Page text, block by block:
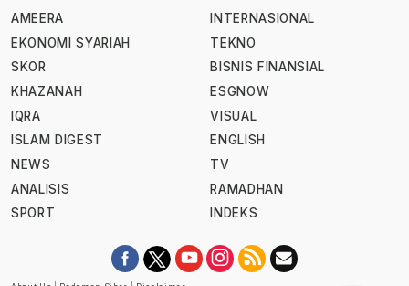
AMEERA
EKONOMI SYARIAH
SKOR
KHAZANAH
IQRA
ISLAM DIGEST
NEWS
ANALISIS
SPORT
INTERNASIONAL
TEKNO
BISNIS FINANSIAL
ESGNOW
VISUAL
ENGLISH
TV
RAMADHAN
INDEKS